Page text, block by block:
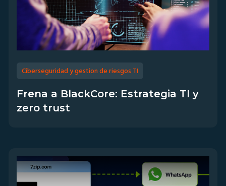
Ciberseguridad y gestion de riesgos TI
Frena a BlackCore: Estrategia TI y
zero trust